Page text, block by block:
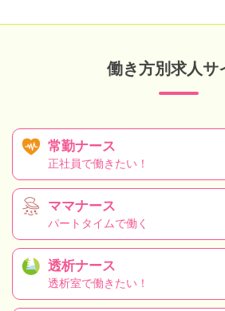
働き方別求人サ
常勤ナース
正社員で働きたい！
ママナース
パートタイムで働く
透析ナース
透析室で働きたい！